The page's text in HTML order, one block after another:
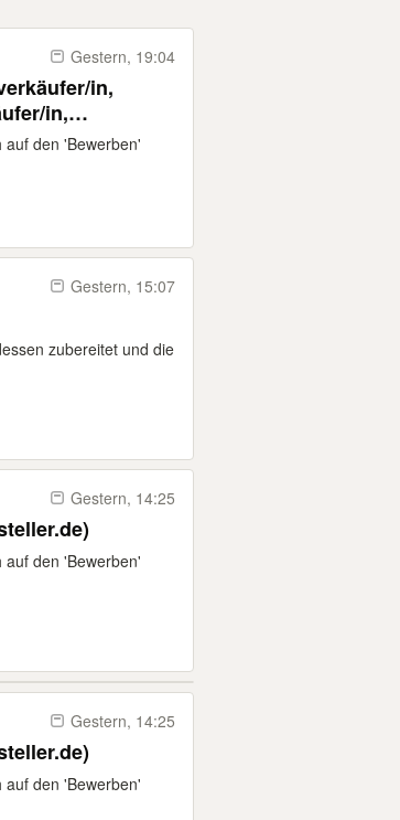
Gestern, 19:04
in,
in,
auf den 'Bewerben'
Gestern, 15:07
zubereitet und die
Gestern, 14:25
auf den 'Bewerben'
Gestern, 14:25
auf den 'Bewerben'